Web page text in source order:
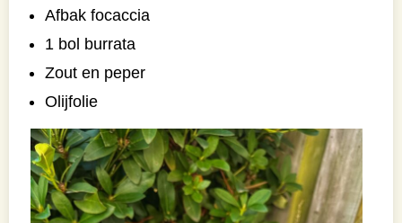
Afbak focaccia
1 bol burrata
Zout en peper
Olijfolie